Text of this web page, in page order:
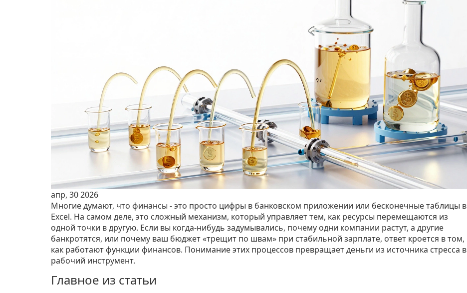
апр, 30 2026
Многие думают, что финансы - это просто цифры в банковском приложении или бесконечные таблицы в
Excel. На самом деле, это сложный механизм, который управляет тем, как ресурсы перемещаются из
одной точки в другую. Если вы когда-нибудь задумывались, почему одни компании растут, а другие
банкротятся, или почему ваш бюджет «трещит по швам» при стабильной зарплате, ответ кроется в том,
как работают функции финансов. Понимание этих процессов превращает деньги из источника стресса в
рабочий инструмент.
Главное из статьи